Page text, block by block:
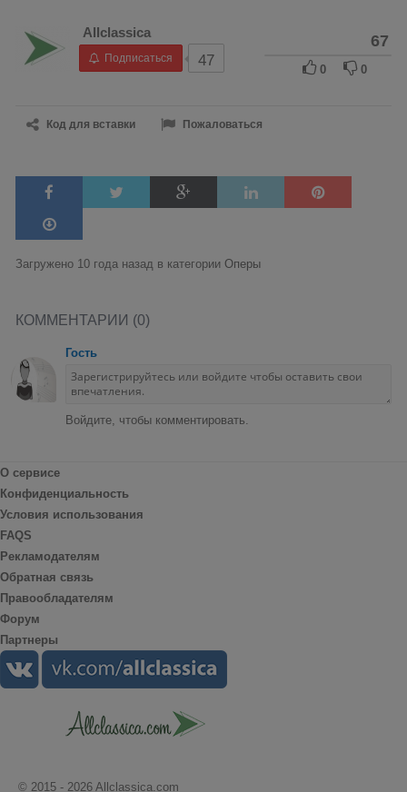
Allclassica
Подписаться 47
67
0 0
Код для вставки Пожаловаться
Загружено 10 года назад в категории Оперы
КОММЕНТАРИИ (0)
Гость
Войдите, чтобы комментировать.
О сервисе
Конфиденциальность
Условия использования
FAQS
Рекламодателям
Обратная связь
Правообладателям
Форум
Партнеры
© 2015 - 2026 Allclassica.com